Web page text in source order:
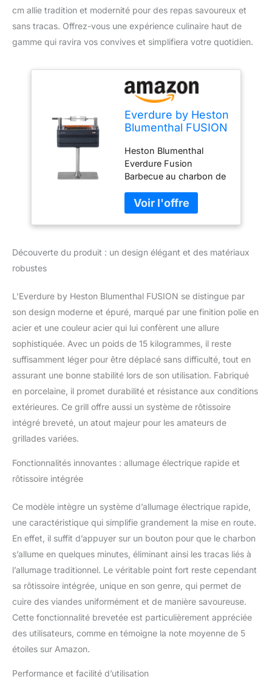
cm allie tradition et modernité pour des repas savoureux et
sans tracas. Offrez-vous une expérience culinaire haut de
gamme qui ravira vos convives et simplifiera votre quotidien.
Everdure by Heston
Blumenthal FUSION
de couvercle au
charbon de bois de
74 cm, avec
système de
rôtissoire intégré
breveté et allumage
électrique rapide
Heston Blumenthal
Everdure Fusion
Barbecue au charbon de
et allumage automatique
au charbon Grille de
cuisson Vert
Découverte du produit : un design élégant et des matériaux
robustes
L’Everdure by Heston Blumenthal FUSION se distingue par
son design moderne et épuré, marqué par une finition polie en
acier et une couleur acier qui lui confèrent une allure
sophistiquée. Avec un poids de 15 kilogrammes, il reste
suffisamment léger pour être déplacé sans difficulté, tout en
assurant une bonne stabilité lors de son utilisation. Fabriqué
en porcelaine, il promet durabilité et résistance aux conditions
extérieures. Ce grill offre aussi un système de rôtissoire
intégré breveté, un atout majeur pour les amateurs de
grillades variées.
Fonctionnalités innovantes : allumage électrique rapide et
rôtissoire intégrée
Ce modèle intègre un système d’allumage électrique rapide,
une caractéristique qui simplifie grandement la mise en route.
En effet, il suffit d’appuyer sur un bouton pour que le charbon
s’allume en quelques minutes, éliminant ainsi les tracas liés à
l’allumage traditionnel. Le véritable point fort reste cependant
sa rôtissoire intégrée, unique en son genre, qui permet de
cuire des viandes uniformément et de manière savoureuse.
Cette fonctionnalité brevetée est particulièrement appréciée
des utilisateurs, comme en témoigne la note moyenne de 5
étoiles sur Amazon.
Performance et facilité d’utilisation